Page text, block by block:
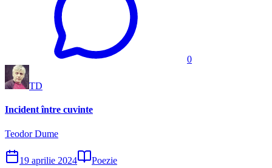
0
TD
Incident între cuvinte
Teodor Dume
19 aprilie 2024
Poezie